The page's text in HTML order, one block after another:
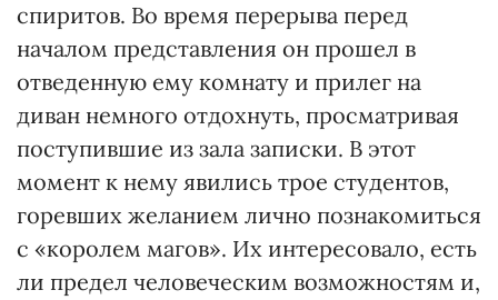
спиритов. Во время перерыва перед
началом представления он прошел в
отведенную ему комнату и прилег на
диван немного отдохнуть, просматривая
поступившие из зала записки. В этот
момент к нему явились трое студентов,
горевших желанием лично познакомиться
с «королем магов». Их интересовало, есть
ли предел человеческим возможностям и,